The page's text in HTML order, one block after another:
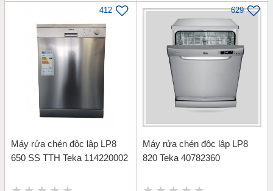
412
Máy rửa chén độc lập LP8
650 SS TTH Teka 114220002
629
Máy rửa chén độc lập LP8
820 Teka 40782360